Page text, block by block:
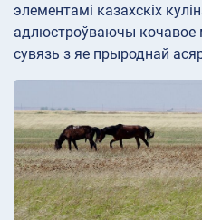
элементамі казахскіх
адлюстроўваючы кочавое
сувязь з яе прыроднай